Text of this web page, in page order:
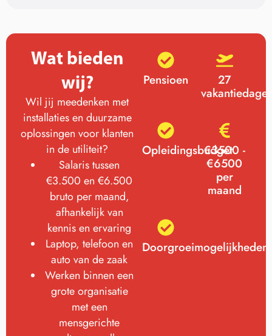
Wat bieden
wij?
Wil jij meedenken met
installaties en duurzame
oplossingen voor klanten
in de utiliteit?
Salaris tussen
€3.500 en €6.500
bruto per maand,
afhankelijk van
kennis en ervaring
Laptop, telefoon en
auto van de zaak
Werken binnen een
grote organisatie
met een
mensgerichte
Pensioen
27
Opleidingsbudget
€3500 -
€6500
per
maand
Doorgroeimogelijkheden